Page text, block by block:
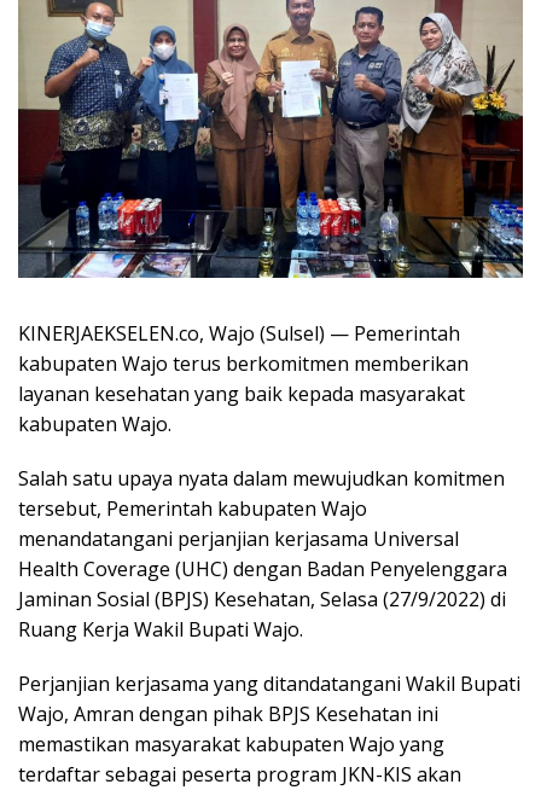
KINERJAEKSELEN.co, Wajo (Sulsel) — Pemerintah
kabupaten Wajo terus berkomitmen memberikan
layanan kesehatan yang baik kepada masyarakat
kabupaten Wajo.
Salah satu upaya nyata dalam mewujudkan komitmen
tersebut, Pemerintah kabupaten Wajo
menandatangani perjanjian kerjasama Universal
Health Coverage (UHC) dengan Badan Penyelenggara
Jaminan Sosial (BPJS) Kesehatan, Selasa (27/9/2022) di
Ruang Kerja Wakil Bupati Wajo.
Perjanjian kerjasama yang ditandatangani Wakil Bupati
Wajo, Amran dengan pihak BPJS Kesehatan ini
memastikan masyarakat kabupaten Wajo yang
terdaftar sebagai peserta program JKN-KIS akan